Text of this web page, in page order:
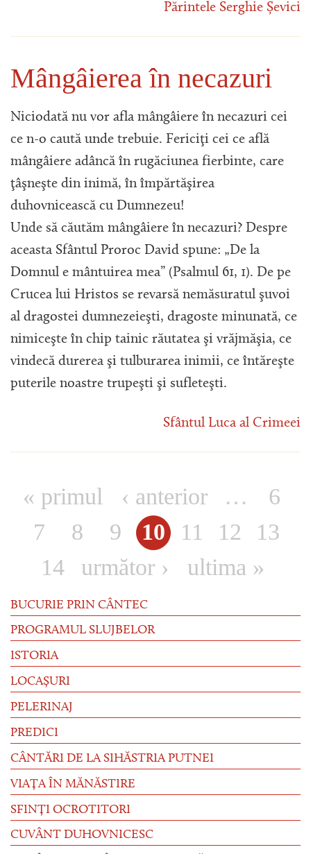
Părintele Serghie Șevici
Mângâierea în necazuri
Niciodată nu vor afla mângâiere în necazuri cei
ce n-o caută unde trebuie. Fericiţi cei ce află
mângâiere adâncă în rugăciunea fierbinte, care
ţâşneşte din inimă, în împărtăşirea
duhovnicească cu Dumnezeu!
Unde să căutăm mângâiere în necazuri? Despre
aceasta Sfântul Proroc David spune: „De la
Domnul e mântuirea mea” (Psalmul 61, 1). De pe
Crucea lui Hristos se revarsă nemăsuratul şuvoi
al dragostei dumnezeieşti, dragoste minunată, ce
nimiceşte în chip tainic răutatea şi vrăjmăşia, ce
vindecă durerea şi tulburarea inimii, ce întăreşte
puterile noastre trupeşti şi sufleteşti.
Sfântul Luca al Crimeei
Pagini
« primul ‹ anterior …
6
7
8 9 10 11 12
13
14
următor › ultima »
BUCURIE PRIN CÂNTEC
PROGRAMUL SLUJBELOR
ISTORIA
LOCAȘURI
PELERINAJ
PREDICI
CÂNTĂRI DE LA SIHĂSTRIA PUTNEI
VIAȚA ÎN MĂNĂSTIRE
SFINȚI OCROTITORI
CUVÂNT DUHOVNICESC